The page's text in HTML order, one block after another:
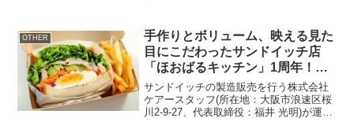
た。商品概要サービス名：GRAND...
OTHER
手作りとボリューム、映える見た
目にこだわったサンドイッチ店
「ほおばるキッチン」1周年！
ノベルティや自家製レモネードの
プレゼントを実施
サンドイッチの製造販売を行う株式会社
ケアースタッフ(所在地：大阪市浪速区桜
川2-9-27、代表取締役：福井 光明)が運営